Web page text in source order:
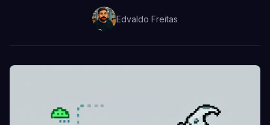
Edvaldo Freitas